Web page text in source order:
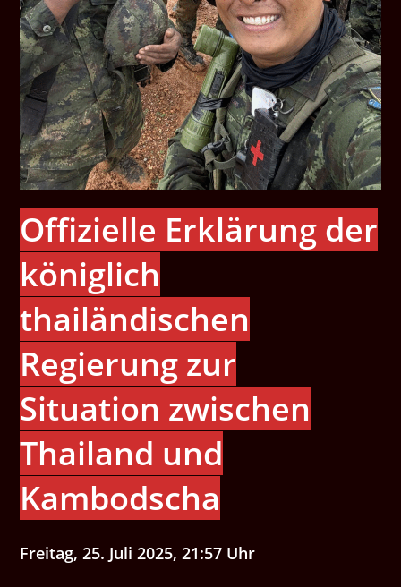
Offizielle Erklärung der
königlich
thailändischen
Regierung zur
Situation zwischen
Thailand und
Kambodscha
Freitag, 25. Juli 2025, 21:57 Uhr